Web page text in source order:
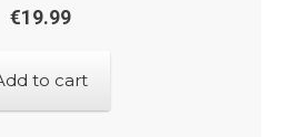
€19.99
to cart